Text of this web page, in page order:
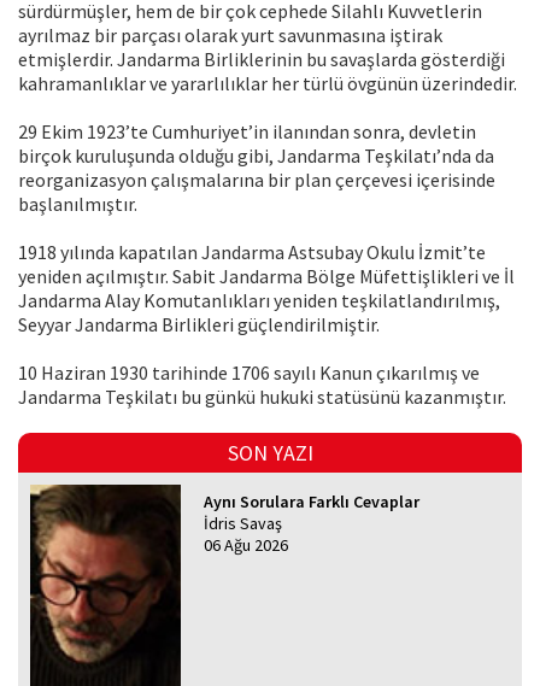
sürdürmüşler, hem de bir çok cephede Silahlı Kuvvetlerin
ayrılmaz bir parçası olarak yurt savunmasına iştirak
etmişlerdir. Jandarma Birliklerinin bu savaşlarda gösterdiği
kahramanlıklar ve yararlılıklar her türlü övgünün üzerindedir.
29 Ekim 1923’te Cumhuriyet’in ilanından sonra, devletin
birçok kuruluşunda olduğu gibi, Jandarma Teşkilatı’nda da
reorganizasyon çalışmalarına bir plan çerçevesi içerisinde
başlanılmıştır.
1918 yılında kapatılan Jandarma Astsubay Okulu İzmit’te
yeniden açılmıştır. Sabit Jandarma Bölge Müfettişlikleri ve İl
Jandarma Alay Komutanlıkları yeniden teşkilatlandırılmış,
Seyyar Jandarma Birlikleri güçlendirilmiştir.
10 Haziran 1930 tarihinde 1706 sayılı Kanun çıkarılmış ve
Jandarma Teşkilatı bu günkü hukuki statüsünü kazanmıştır.
SON YAZI
Aynı Sorulara Farklı Cevaplar
İdris Savaş
06 Ağu 2026